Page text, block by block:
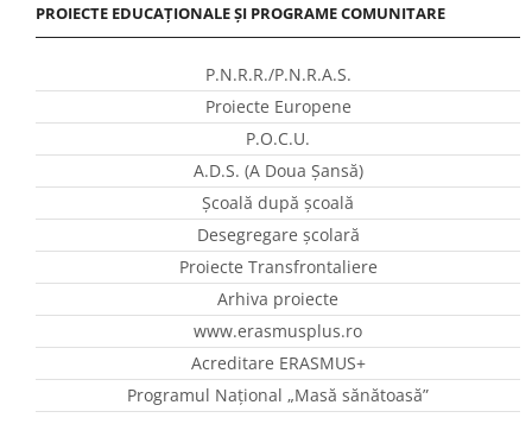
PROIECTE EDUCAȚIONALE ȘI PROGRAME COMUNITARE
P.N.R.R./P.N.R.A.S.
Proiecte Europene
P.O.C.U.
A.D.S. (A Doua Șansă)
Școală după școală
Desegregare școlară
Proiecte Transfrontaliere
Arhiva proiecte
www.erasmusplus.ro
Acreditare ERASMUS+
Programul Național „Masă sănătoasă”